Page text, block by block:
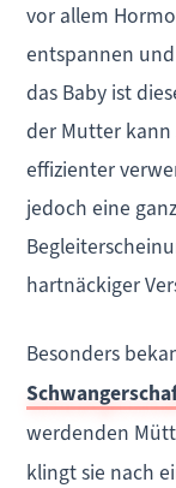
vor allem
entspannen
das Baby ist
der Mutter
effizienter
jedoch eine
hartnäckiger
Besonders
werdenden
klingt sie nach